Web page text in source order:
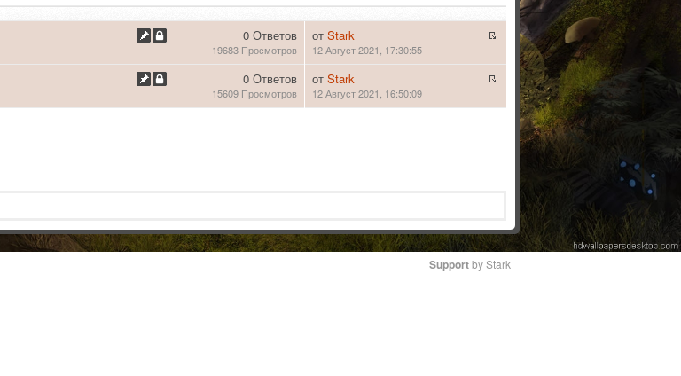
0 Ответов
19683 Просмотров
от Stark
12 Август 2021, 17:30:55
0 Ответов
15609 Просмотров
от Stark
12 Август 2021, 16:50:09
Supportby Stark